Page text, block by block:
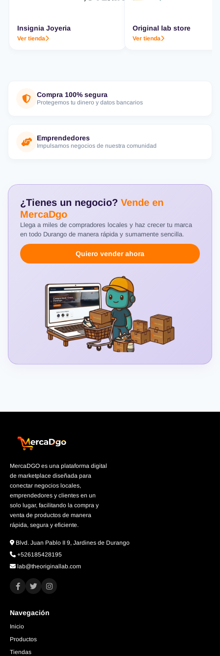
Insignia Joyeria
Ver tienda
Original lab store
Ver tienda
Compra 100% segura
Protegemos tu dinero y datos bancarios
Emprendedores
Impulsamos negocios de nuestra comunidad
¿Tienes un negocio? Vende en
MercaDgo
Llega a miles de compradores locales y haz crecer tu marca
en todo Durango de manera rápida y sumamente sencilla.
Quiero vender ahora
MercaDGO es una plataforma digital
de marketplace diseñada para
conectar negocios locales,
emprendedores y clientes en un
solo lugar, facilitando la compra y
venta de productos de manera
rápida, segura y eficiente.
Blvd. Juan Pablo II 9, Jardines de Durango
+526185428195
lab@theoriginallab.com
Navegación
Inicio
Productos
Tiendas